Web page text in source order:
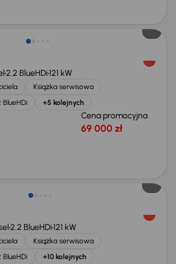
VAT
2.2 BlueHDi121 kW
Książka serwisowa
BlueHDi +5 kolejnych
Cena promocyjna
69 000 zł
2.2 BlueHDi121 kW
Książka serwisowa
BlueHDi +10 kolejnych